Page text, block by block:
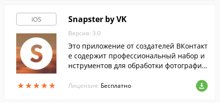
iOS
★★★★★
★★★★★
Snapster by VK
Версия: 3.0
Это приложение от создателей ВКонтакт
е содержит профессиональный набор и
нструментов для обработки фотографи
Лицензия: Бесплатно